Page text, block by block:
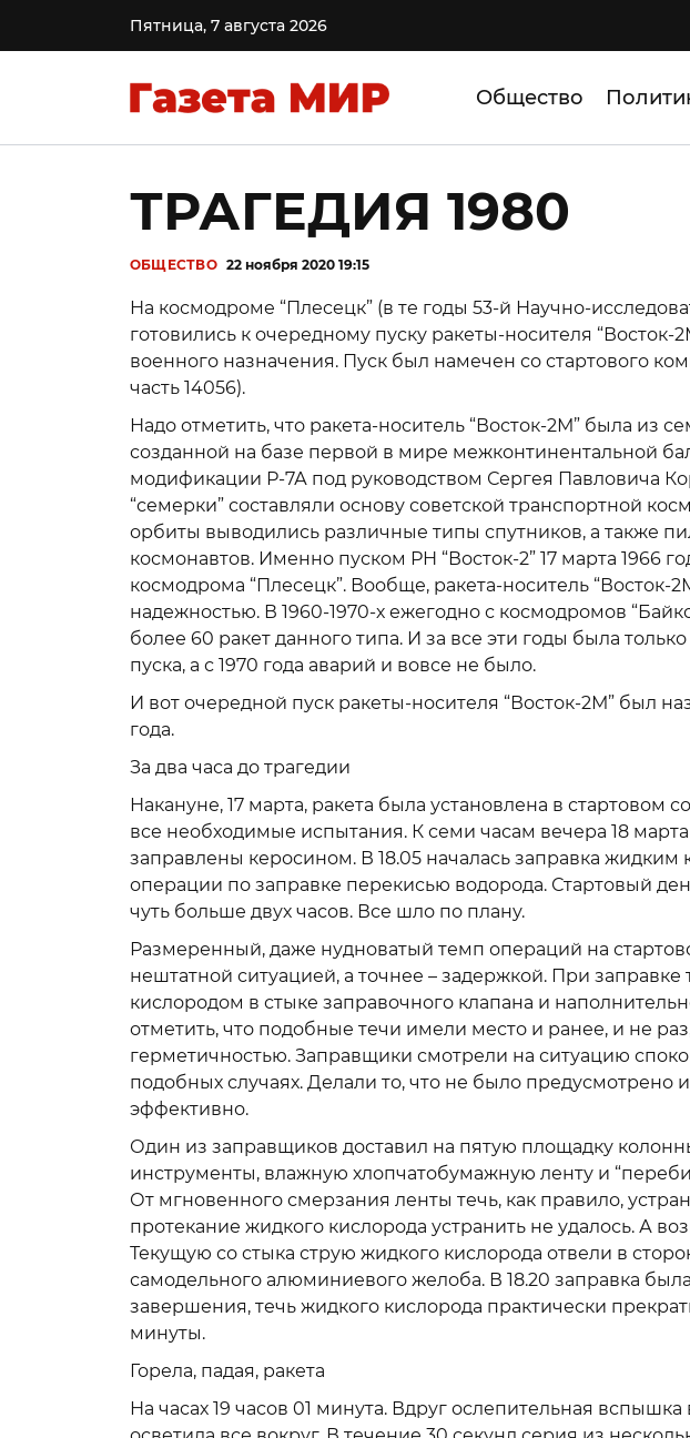
Пятница, 7 августа 2026
Общество
ТРАГЕДИЯ 1980
ОБЩЕСТВО 22 ноября 2020 19:15
На космодроме “Плесецк” (в те годы 53-й Научно-
готовились к очередному пуску ракеты-носителя
военного назначения. Пуск был намечен со стартового
часть 14056).
Надо отметить, что ракета-носитель “Восток-2М” была из
созданной на базе первой в мире межконтинентальной
модификации Р-7А под руководством Сергея Павловича
“семерки” составляли основу советской транспортной
орбиты выводились различные типы спутников, а также
космонавтов. Именно пуском РН “Восток-2” 17 марта 1966
космодрома “Плесецк”. Вообще, ракета-носитель “Восток-
надежностью. В 1960-1970-х ежегодно с космодромов
более 60 ракет данного типа. И за все эти годы была
пуска, а с 1970 года аварий и вовсе не было.
И вот очередной пуск ракеты-носителя “Восток-2М” был
года.
За два часа до трагедии
Накануне, 17 марта, ракета была установлена в
все необходимые испытания. К семи часам вечера 18
заправлены керосином. В 18.05 началась заправка
операции по заправке перекисью водорода. Стартовый
чуть больше двух часов. Все шло по плану.
Размеренный, даже нудноватый темп операций на
нештатной ситуацией, а точнее – задержкой. При
кислородом в стыке заправочного клапана и
отметить, что подобные течи имели место и ранее, и не
герметичностью. Заправщики смотрели на ситуацию
подобных случаях. Делали то, что не было предусмотрено
эффективно.
Один из заправщиков доставил на пятую площадку
инструменты, влажную хлопчатобумажную ленту и
От мгновенного смерзания ленты течь, как правило,
протекание жидкого кислорода устранить не удалось. А
Текущую со стыка струю жидкого кислорода отвели в
самодельного алюминиевого желоба. В 18.20 заправка
завершения, течь жидкого кислорода практически
минуты.
Горела, падая, ракета
На часах 19 часов 01 минута. Вдруг ослепительная